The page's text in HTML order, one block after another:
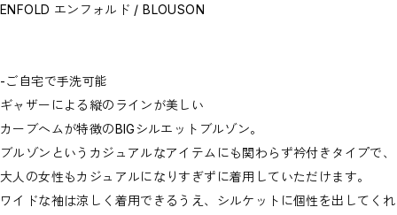
お問い合わせ商品(フォームにてご連絡ください）
PRE-ORDER / 先行予約
ENFOLD エンフォルド / BLOUSON
-ご自宅で手洗可能
ギャザーによる縦のラインが美しい
カーブヘムが特徴のBIGシルエットブルゾン。
ブルゾンというカジュアルなアイテムにも関わらず衿付きタイプで、
大人の女性もカジュアルになりすぎずに着用していただけます。
ワイドな袖は涼しく着用できるうえ、シルケットに個性を出してく